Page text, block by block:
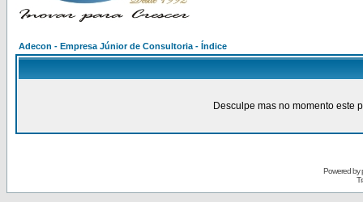
Adecon - Empresa Júnior de Consultoria - Índice
Desculpe mas no momento este
Powered by